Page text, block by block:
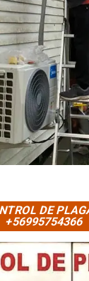
DE
+56995754366